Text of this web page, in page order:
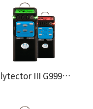
Polytector III G999P多氣體偵測器